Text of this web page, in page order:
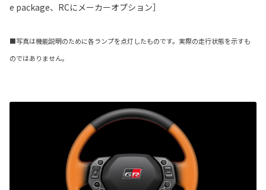
e package、RCにメーカーオプション］
■写真は機能説明のために各ランプを点灯したものです。実際の走行状態を示すも
のではありません。